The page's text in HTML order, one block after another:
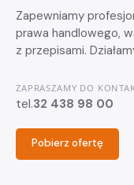
Zapewniamy
prawa handlowego,
z przepisami.
ZAPRASZAMY DO
tel.32 438 98 00
Pobierz ofertę